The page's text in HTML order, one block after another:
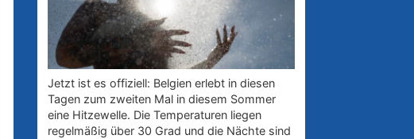
Jetzt ist es offiziell: Belgien erlebt in diesen
Tagen zum zweiten Mal in diesem Sommer
eine Hitzewelle. Die Temperaturen liegen
regelmäßig über 30 Grad und die Nächte sind